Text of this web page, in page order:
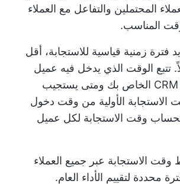
المحتملين والتفاعل مع العملاء
المناسب.
فترة زمنية قياسية للاستجابة، أقل
مثلاً. تتبع الوقت الذي يدخل فيه عميل
محتمل إلى نظام CRM الخاص بك ومتى يستجيب
الأولية من وقت دخول
وقت الاستجابة لكل عميل
الاستجابة عبر جميع العملاء
محددة لتقييم الأداء العام.